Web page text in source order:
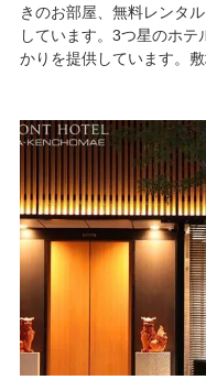
きのお部屋、無料レンタ
しています。3つ星のホ
かりを提供しています。